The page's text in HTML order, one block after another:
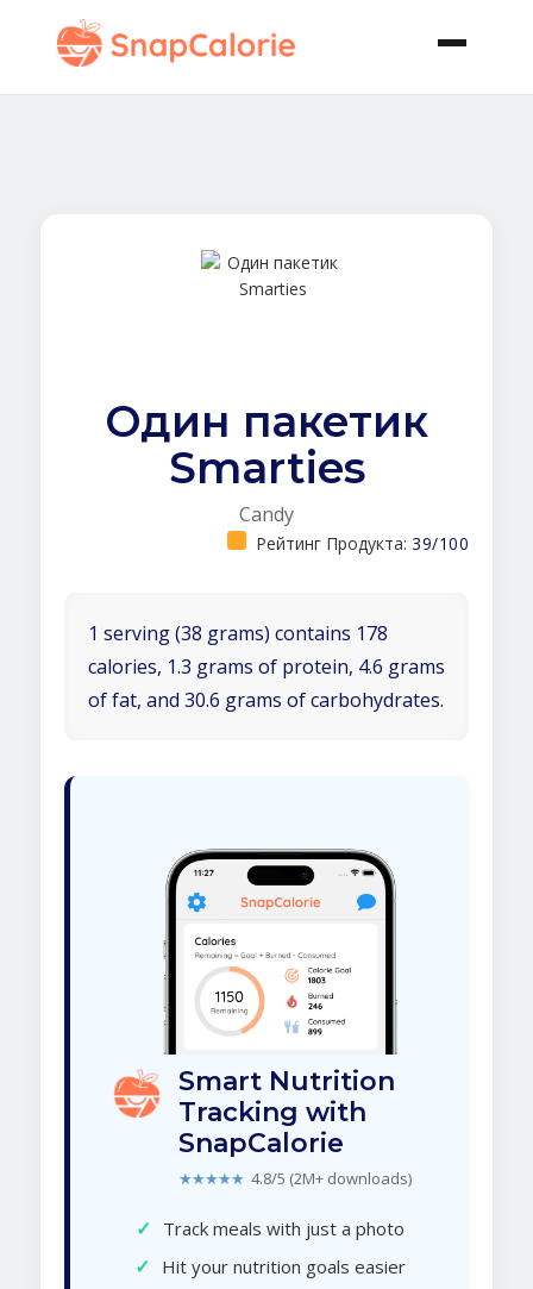
Один пакетик
Smarties
Candy
Рейтинг Продукта: 39/100
1 serving (38 grams) contains 178
calories, 1.3 grams of protein, 4.6 grams
of fat, and 30.6 grams of carbohydrates.
Smart Nutrition
Tracking with
SnapCalorie
★★★★★ 4.8/5 (2M+ downloads)
✓ Track meals with just a photo
✓ Hit your nutrition goals easier